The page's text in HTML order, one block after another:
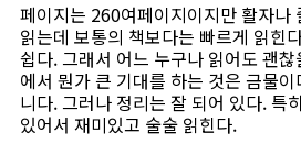
페이지는 260여페이지이지만 활자나
읽는데 보통의 책보다는 빠르게 읽힌
쉽다. 그래서 어느 누구나 읽어도 괜
에서 뭔가 큰 기대를 하는 것은 금물
니다. 그러나 정리는 잘 되어 있다. 특
있어서 재미있고 술술 읽힌다.